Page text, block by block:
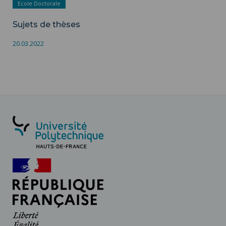
Ecole Doctorale
Sujets de thèses
20.03.2022